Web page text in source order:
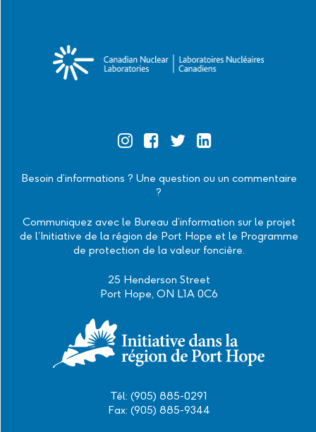
Besoin d’informations ? Une question ou un commentaire
?
Communiquez avec le Bureau d’information sur le projet
de l’Initiative de la région de Port Hope et le Programme
de protection de la valeur foncière.
25 Henderson Street
Port Hope, ON L1A 0C6
Tél: (905) 885-0291
Fax: (905) 885-9344